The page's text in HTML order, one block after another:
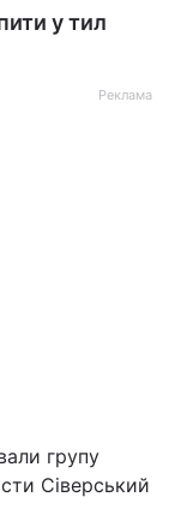
у тил
Реклама
групу
Сіверський